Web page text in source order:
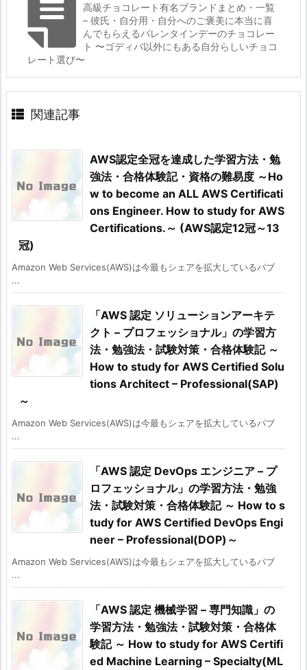
高級チョコレート有名ブランドまとめ・一覧
– 彼氏・自分用・自分へのご褒美に本当に喜
んでもらえるバレンタインデーのチョコレー
ト 〜ゴディバ以外にもある自分らしいチョコ
レート選び〜
関連記事
AWS認定全冠を達成した学習方法・勉
強法・合格体験記・資格の難易度 ～Ho
w to become an ALL AWS Certificati
ons Engineer. How to study for AWS
Certifications.～ (AWS認定12冠～13
冠)
Amazon Web Services(AWS)は今最もシェアを拡大しているパブ
...
「AWS 認定 ソリューションアーキテ
クト – プロフェッショナル」の学習方
法・勉強法・試験対策・合格体験記 ～
How to study for AWS Certified Solu
tions Architect – Professional(SAP)
～
Amazon Web Services(AWS)は今最もシェアを拡大しているパブ
...
「AWS 認定 DevOps エンジニア – プ
ロフェッショナル」の学習方法・勉強
法・試験対策・合格体験記 ～ How to s
tudy for AWS Certified DevOps Engi
neer – Professional(DOP)～
Amazon Web Services(AWS)は今最もシェアを拡大しているパブ
...
「AWS 認定 機械学習 – 専門知識」の
学習方法・勉強法・試験対策・合格体
験記 ～ How to study for AWS Certifi
ed Machine Learning – Specialty(ML